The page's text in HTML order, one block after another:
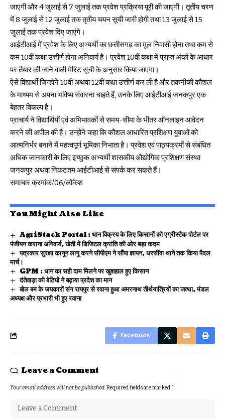
जाएगी और 4 जुलाई से 7 जुलाई तक प्रवेश प्रक्रिया पूरी की जाएगी। तृतीय चरण
में 8 जुलाई से 12 जुलाई तक तृतीय चयन सूची जारी होगी तथा 13 जुलाई से 15
जुलाई तक प्रवेश दिए जाएंगे।
आईटीआई में प्रवेश के लिए अभ्यर्थी का छत्तीसगढ़ का मूल निवासी होना तथा कम से
कम 10वीं कक्षा उत्तीर्ण होना अनिवार्य है। प्रवेश 10वीं कक्षा में प्राप्त अंकों के आधार
पर तैयार की जाने वाली मेरिट सूची के अनुसार किया जाएगा।
ऐसे विद्यार्थी जिन्होंने 10वीं अथवा 12वीं कक्षा उत्तीर्ण कर ली है और तकनीकी कौशल
के माध्यम से अपना भविष्य संवारना चाहते हैं, उनके लिए आईटीआई जनकपुर एक
बेहतर विकल्प है।
प्राचार्य ने विद्यार्थियों एवं अभिभावकों से समय-सीमा के भीतर ऑनलाइन आवेदन
करने की अपील की है। उन्होंने कहा कि कौशल आधारित प्रशिक्षण युवाओं को
आत्मनिर्भर बनाने में महत्वपूर्ण भूमिका निभाता है। प्रवेश एवं पाठ्यक्रमों से संबंधित
अधिक जानकारी के लिए इच्छुक अभ्यर्थी शासकीय औद्योगिक प्रशिक्षण संस्था
जनकपुर अथवा निकटतम आईटीआई से संपर्क कर सकते हैं।
समाचार क्रमांक/06/लोकेश
You Might Also Like
AgriStack Portal : धान विक्रय के लिए किसानों को एग्रीस्टैक पोर्टल पर
पंजीयन कराना अनिवार्य, खेती में डिजिटल क्रांति की ओर बड़ा कदम
पत्रकार सुरक्षा कानून लागू करने सीपीएम ने सौंपा ज्ञापन, धरसींवा थाने तक किया पैदल
मार्च।
GPM : धान का सही दाम मिलने पर खुशहाल हुए किसान
दंतेवाड़ा की बेटियों ने बढ़ाया प्रदेश का मान
बोल बम के जयकारों संग रायपुर से रवाना हुआ अमरनाथ तीर्थयात्रियों का जत्था, मंडल
अध्यक्ष और प्रभारी भी हुए रवाना
Facebook
Leave a Comment
Your email address will not be published.Required fields are marked*